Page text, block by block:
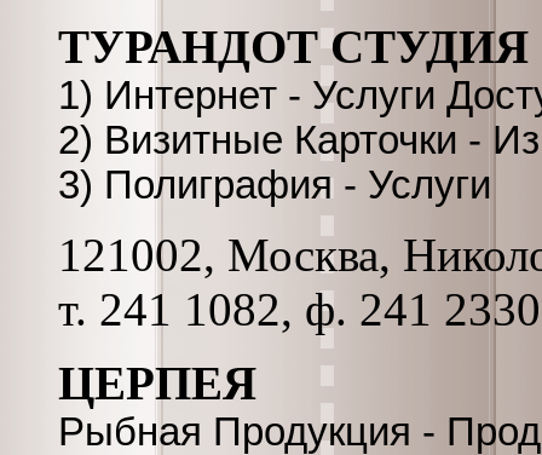
ТУРАНДОТ СТУДИЯ
1) Интернет - Услуги
2) Визитные Карточки -
3) Полиграфия - Услуги
121002, Москва,
т. 241 1082, ф. 241
ЦЕРПЕЯ
Рыбная Продукция -